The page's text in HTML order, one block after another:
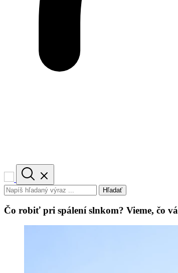
Hľadať
Čo robiť pri spálení slnkom? Vieme, čo